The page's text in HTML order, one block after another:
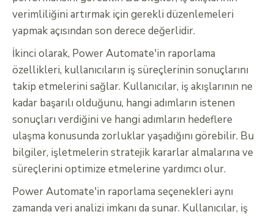
verimliliğini artırmak için gerekli düzenlemeleri
yapmak açısından son derece değerlidir.
İkinci olarak, Power Automate'in raporlama
özellikleri, kullanıcıların iş süreçlerinin sonuçlarını
takip etmelerini sağlar. Kullanıcılar, iş akışlarının ne
kadar başarılı olduğunu, hangi adımların istenen
sonuçları verdiğini ve hangi adımların hedeflere
ulaşma konusunda zorluklar yaşadığını görebilir. Bu
bilgiler, işletmelerin stratejik kararlar almalarına ve
süreçlerini optimize etmelerine yardımcı olur.
Power Automate'in raporlama seçenekleri aynı
zamanda veri analizi imkanı da sunar. Kullanıcılar, iş